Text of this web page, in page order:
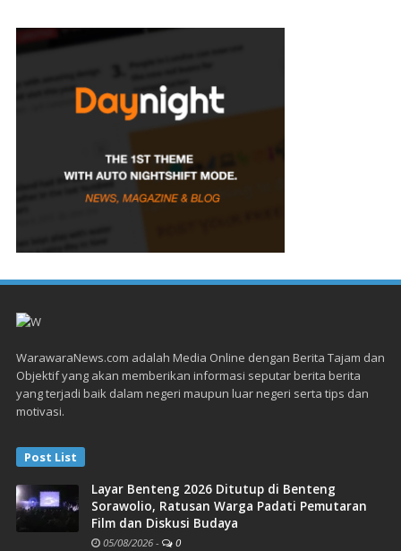
WarawaraNews.com adalah Media Online dengan Berita Tajam dan
Objektif yang akan memberikan informasi seputar berita berita
yang terjadi baik dalam negeri maupun luar negeri serta tips dan
motivasi.
Post List
Layar Benteng 2026 Ditutup di Benteng
Sorawolio, Ratusan Warga Padati Pemutaran
Film dan Diskusi Budaya
05/08/2026 - 0